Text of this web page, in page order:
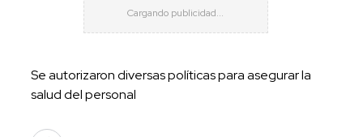
Se autorizaron diversas políticas para asegurar la
salud del personal